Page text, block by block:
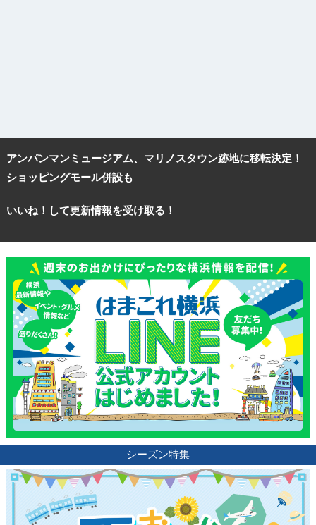
アンパンマンミュージアム、マリノスタウン跡地に移転決定！
ショッピングモール併設も
いいね！して更新情報を受け取る！
シーズン特集